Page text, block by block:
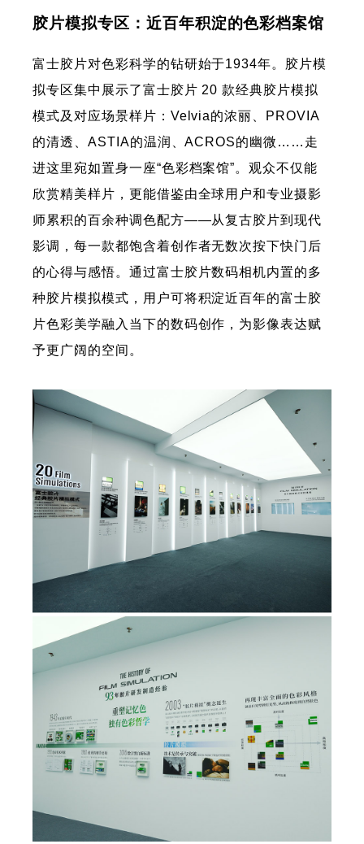
胶片模拟专区：近百年积淀的色彩档案馆
富士胶片对色彩科学的钻研始于1934年。胶片模
拟专区集中展示了富士胶片 20 款经典胶片模拟
模式及对应场景样片：Velvia的浓丽、PROVIA
的清透、ASTIA的温润、ACROS的幽微……走
进这里宛如置身一座“色彩档案馆”。观众不仅能
欣赏精美样片，更能借鉴由全球用户和专业摄影
师累积的百余种调色配方——从复古胶片到现代
影调，每一款都饱含着创作者无数次按下快门后
的心得与感悟。通过富士胶片数码相机内置的多
种胶片模拟模式，用户可将积淀近百年的富士胶
片色彩美学融入当下的数码创作，为影像表达赋
予更广阔的空间。